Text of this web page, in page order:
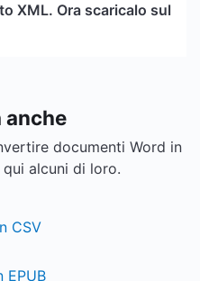
XML. Ora scaricalo sul
anche
documenti Word in
alcuni di loro.
CSV
EPUB